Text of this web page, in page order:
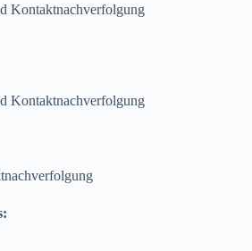
Kontaktnachverfolgung
Kontaktnachverfolgung